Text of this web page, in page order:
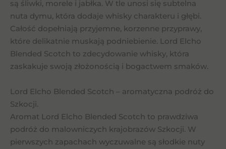
są śliwki, morele i jabłka. W tle unosi się subtelna
nuta dymu, która dodaje whisky charakteru i głębi.
Całość dopełniają przyjemne, korzenne przyprawy,
które delikatnie muskają podniebienie. Lord Elcho
Blended Scotch to zdecydowanie whisky, która
zaskakuje swoją złożonością i bogactwem smaków.
Lord Elcho Blended Scotch – aromatyczna podróż do
Szkocji.
Aromat Lord Elcho Blended Scotch to prawdziwa
podróż do malowniczych krajobrazów Szkocji. W
pierwszych zapachach wyczuwalne są słodkie nuty